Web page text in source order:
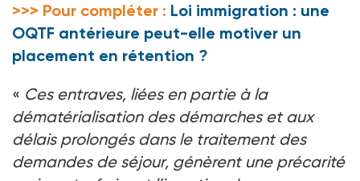
>>> Pour compléter : Loi immigration : une
OQTF antérieure peut-elle motiver un
placement en rétention ?
« Ces entraves, liées en partie à la
dématérialisation des démarches et aux
délais prolongés dans le traitement des
demandes de séjour, génèrent une précarité